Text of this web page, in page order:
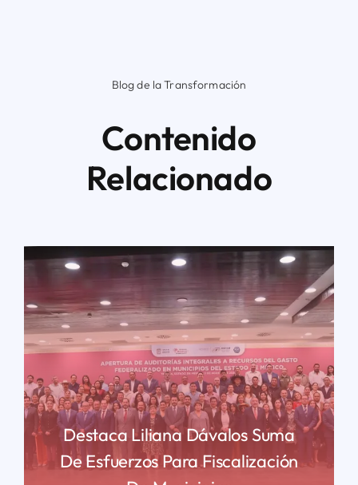
Blog de la Transformación
Contenido
Relacionado
Destaca Liliana Dávalos Suma
De Esfuerzos Para Fiscalización